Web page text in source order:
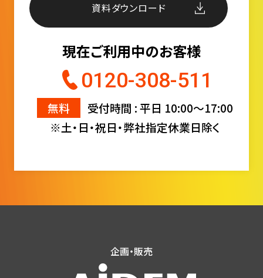
資料ダウンロード
現在ご利用中のお客様
0120-308-511
無料
受付時間 : 平日 10:00〜17:00
※土・日・祝日・弊社指定休業日除く
企画・販売